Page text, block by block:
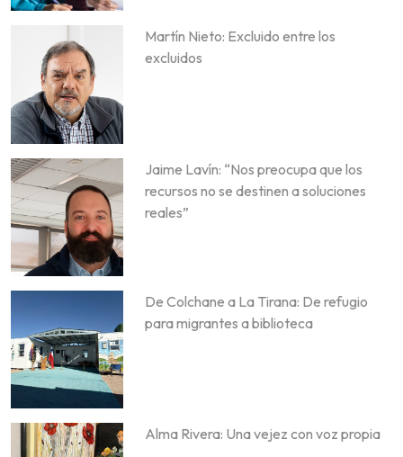
Martín Nieto: Excluido entre los
excluidos
Jaime Lavín: “Nos preocupa que los
recursos no se destinen a soluciones
reales”
De Colchane a La Tirana: De refugio
para migrantes a biblioteca
Alma Rivera: Una vejez con voz propia